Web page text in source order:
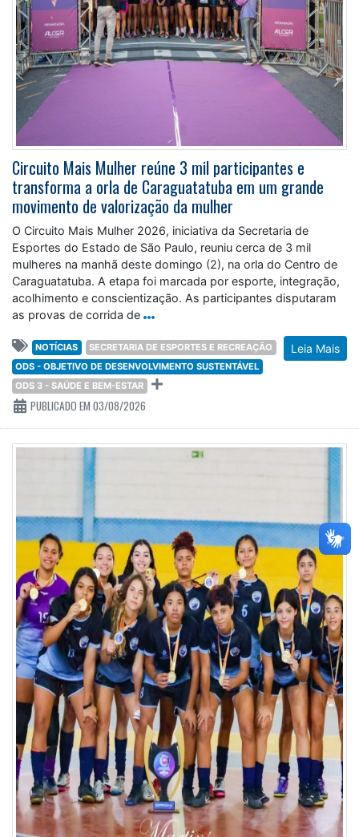
Circuito Mais Mulher reúne 3 mil participantes e
transforma a orla de Caraguatatuba em um grande
movimento de valorização da mulher
O Circuito Mais Mulher 2026, iniciativa da Secretaria de
Esportes do Estado de São Paulo, reuniu cerca de 3 mil
mulheres na manhã deste domingo (2), na orla do Centro de
Caraguatatuba. A etapa foi marcada por esporte, integração,
acolhimento e conscientização. As participantes disputaram
as provas de corrida de
Leia Mais
NOTÍCIAS
SECRETARIA DE ESPORTES E RECREAÇÃO
ODS - OBJETIVO DE DESENVOLVIMENTO SUSTENTÁVEL
ODS 3 - SAÚDE E BEM-ESTAR
PUBLICADO EM 03/08/2026